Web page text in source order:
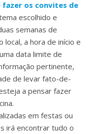
fazer os convites de
escolhido e
semanas de
local, a hora de início e
data limite de
pertinente,
de levar fato-de-
a pensar fazer
em festas ou
irá encontrar tudo o